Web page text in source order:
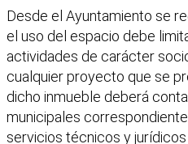
Desde el Ayuntamiento se
el uso del espacio debe
actividades de carácter
cualquier proyecto que se
dicho inmueble deberá
municipales
servicios técnicos y